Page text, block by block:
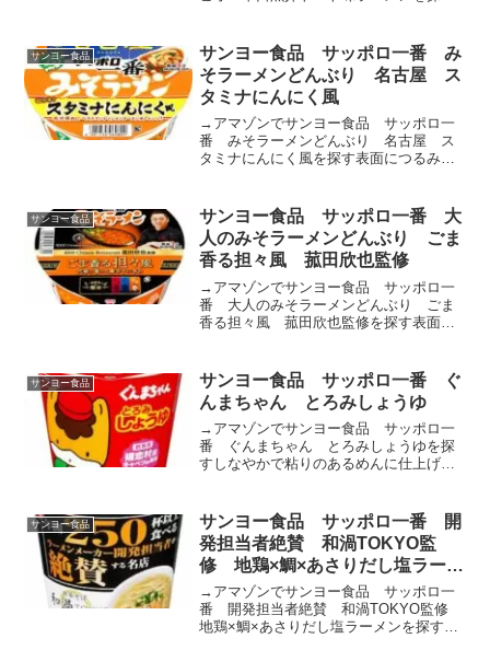
イメージしたラーメンです。しなやかで
粘りのあるめんに仕上げま...
サンヨー食品
サンヨー食品 サッポロ一番 み
そラーメンどんぶり 名古屋 ス
タミナにんにく風
→アマゾンでサンヨー食品 サッポロ一
番 みそラーメンどんぶり 名古屋 ス
タミナにんにく風を探す表面につるみを
に仕上げました。「サッポロ一番 みそ
ラーメンどんぶり」の味わ...
サンヨー食品
サンヨー食品 サッポロ一番 大
人のみそラーメンどんぶり ごま
香る担々風 菰田欣也監修
→アマゾンでサンヨー食品 サッポロ一
番 大人のみそラーメンどんぶり ごま
香る担々風 菰田欣也監修を探す表面に
絡むめんに仕上げました。スープは米み
そ、豆みそのうまみと香味...
サンヨー食品
サンヨー食品 サッポロ一番 ぐ
んまちゃん とろみしょうゆ
→アマゾンでサンヨー食品 サッポロ一
番 ぐんまちゃん とろみしょうゆを探
すしなやかで粘りのあるめんに仕上げま
とオイスターのうまみを合わせ、白菜の
甘みを加えた、ごま油香る...
サンヨー食品
サンヨー食品 サッポロ一番 開
発担当者絶賛 和渦TOKYO監
修 地鶏×鯛×あさりだし塩ラーメ
ン
→アマゾンでサンヨー食品 サッポロ一
番 開発担当者絶賛 和渦TOKYO監修
地鶏×鯛×あさりだし塩ラーメンを探すサ